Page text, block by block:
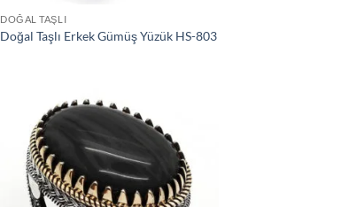
DOĞAL TAŞLI
Doğal Taşlı Erkek Gümüş Yüzük HS-803
Listeme
Ekle